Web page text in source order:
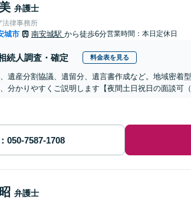
弁護士
法律事務所
城市 南安城駅 から徒歩6分営業時間：本日定休日
続人調査・確定 料金表を見る
遺産分割協議、遺留分、遺言書作成など。地域密着
分かりやすくご説明します【夜間土日祝日の面談可（
弁護士